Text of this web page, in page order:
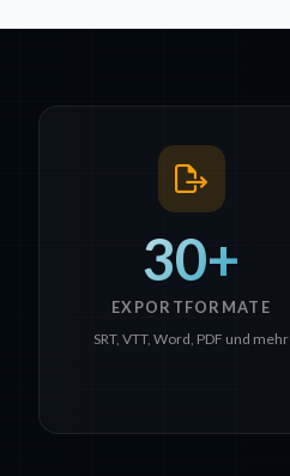
30+
EXPORTFORMATE
SRT, VTT, Word, PDF und mehr